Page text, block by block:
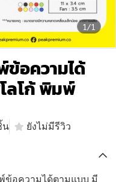
1/1
อความได้
ลโก้ พิมพ์
น
ยังไม่มีรีวิว